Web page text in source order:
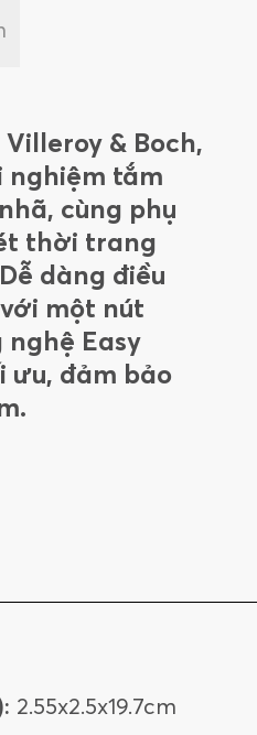
& Boch,
tắm
cùng phụ
thời trang
dàng điều
một nút
Easy
ưu, đảm bảo
2.55x2.5x19.7cm